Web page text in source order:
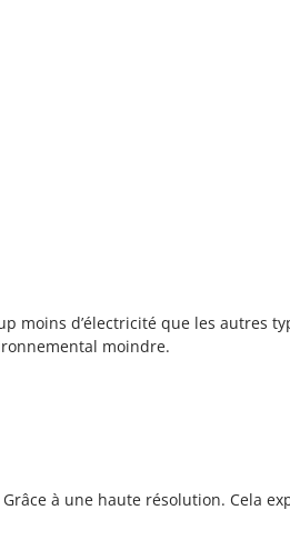
moins d’électricité que les autres
moindre.
à une haute résolution. Cela